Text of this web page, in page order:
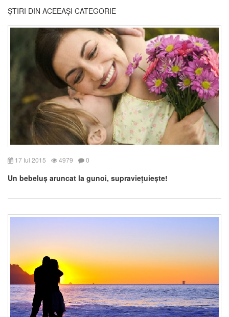
ȘTIRI DIN ACEEAȘI CATEGORIE
17 Iul 2015 4979 0
Un bebeluș aruncat la gunoi, supraviețuiește!